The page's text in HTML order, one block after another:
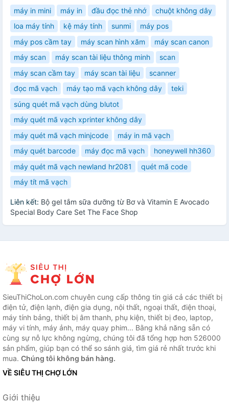
máy in mini máy in đầu đọc thẻ nhớ
chuột không dây
loa máy tính
kệ máy tính sunmi
máy pos
máy pos cầm tay
máy scan hình xăm
máy scan canon
máy scan
máy scan tài liệu thông minh
scan
máy scan cầm tay
máy scan tài liệu
scanner
đọc mã vạch
máy tạo mã vạch không dây
teki
súng quét mã vạch dùng blutot
máy quét mã vạch xprinter không dây
máy quét mã vạch minjcode
máy in mã vạch
máy quét barcode
máy đọc mã vạch
honeywell hh360
máy quét mã vạch newland hr2081
quét mã code
máy tít mã vạch
Liên kết: Bộ gel tắm sữa dưỡng từ Bơ và Vitamin E Avocado
Special Body Care Set The Face Shop
SieuThiChoLon.com chuyên cung cấp thông tin giá cả các thiết bị
điện tử, điện lạnh, điện gia dụng, nội thất, ngoại thất, điện thoại,
máy tính bảng, thiết bị âm thanh, phụ kiện, thiết bị đeo, laptop,
máy vi tính, máy ảnh, máy quay phim... Bằng khả năng sẵn có
cùng sự nỗ lực không ngừng, chúng tôi đã tổng hợp hơn 526000
sản phẩm, giúp bạn có thể so sánh giá, tìm giá rẻ nhất trước khi
mua. Chúng tôi không bán hàng.
VỀ SIÊU THỊ CHỢ LỚN
Giới thiệu